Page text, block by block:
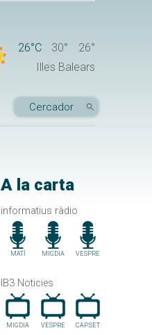
26°C 30°
26°
Illes Balears
A la carta
informatius ràdio
MATÍ MIGDIA VESPRE
IB3 Noticies
MIGDIA VESPRE CAP.SET